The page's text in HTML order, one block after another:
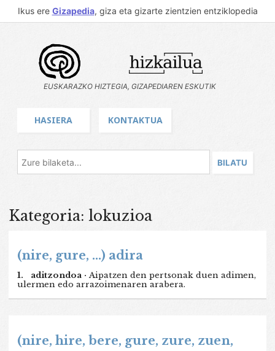
Ikus ere Gizapedia, giza eta gizarte zientzien entziklopedia
EUSKARAZKO HIZTEGIA, GIZAPEDIAREN ESKUTIK
HASIERA KONTAKTUA
Kategoria: lokuzioa
(nire, gure, ...) adira
1. aditzondoa · Aipatzen den pertsonak duen adimen,
ulermen edo arrazoimenaren arabera.
(nire, hire, bere, gure, zure, zuen,